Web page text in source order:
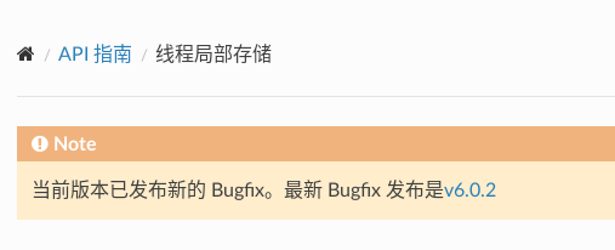
API 指南 线程局部存储
Note
当前版本已发布新的 Bugfix。最新 Bugfix 发布是v6.0.2